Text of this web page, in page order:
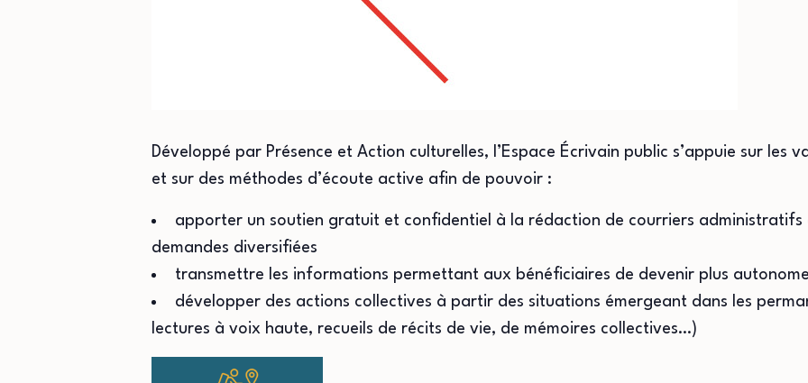
Développé par Présence et Action culturelles, l’Espace Écrivain public s’appuie sur les
et sur des méthodes d’écoute active afin de pouvoir :
apporter un soutien gratuit et confidentiel à la rédaction de courriers administratifs
demandes diversifiées
transmettre les informations permettant aux bénéficiaires de devenir plus
développer des actions collectives à partir des situations émergeant dans les
lectures à voix haute, recueils de récits de vie, de mémoires collectives…)